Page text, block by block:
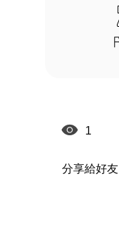
1
分享給好友